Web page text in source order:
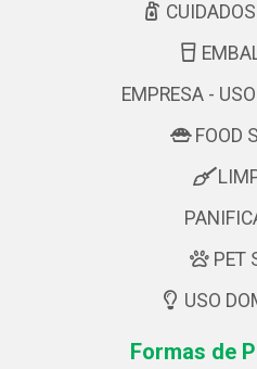
EMPRESA -
FOOD
PET
USO
Formas de